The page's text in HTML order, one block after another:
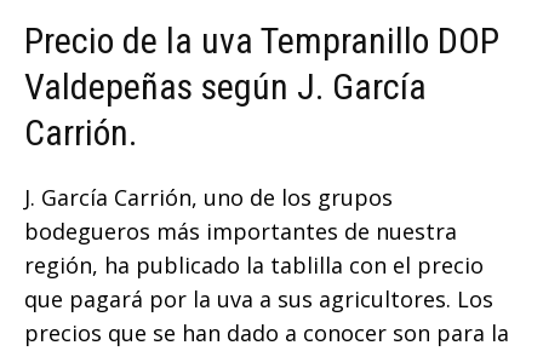
Precio de la uva Tempranillo DOP
Valdepeñas según J. García
Carrión.
J. García Carrión, uno de los grupos
bodegueros más importantes de nuestra
región, ha publicado la tablilla con el precio
que pagará por la uva a sus agricultores. Los
precios que se han dado a conocer son para la